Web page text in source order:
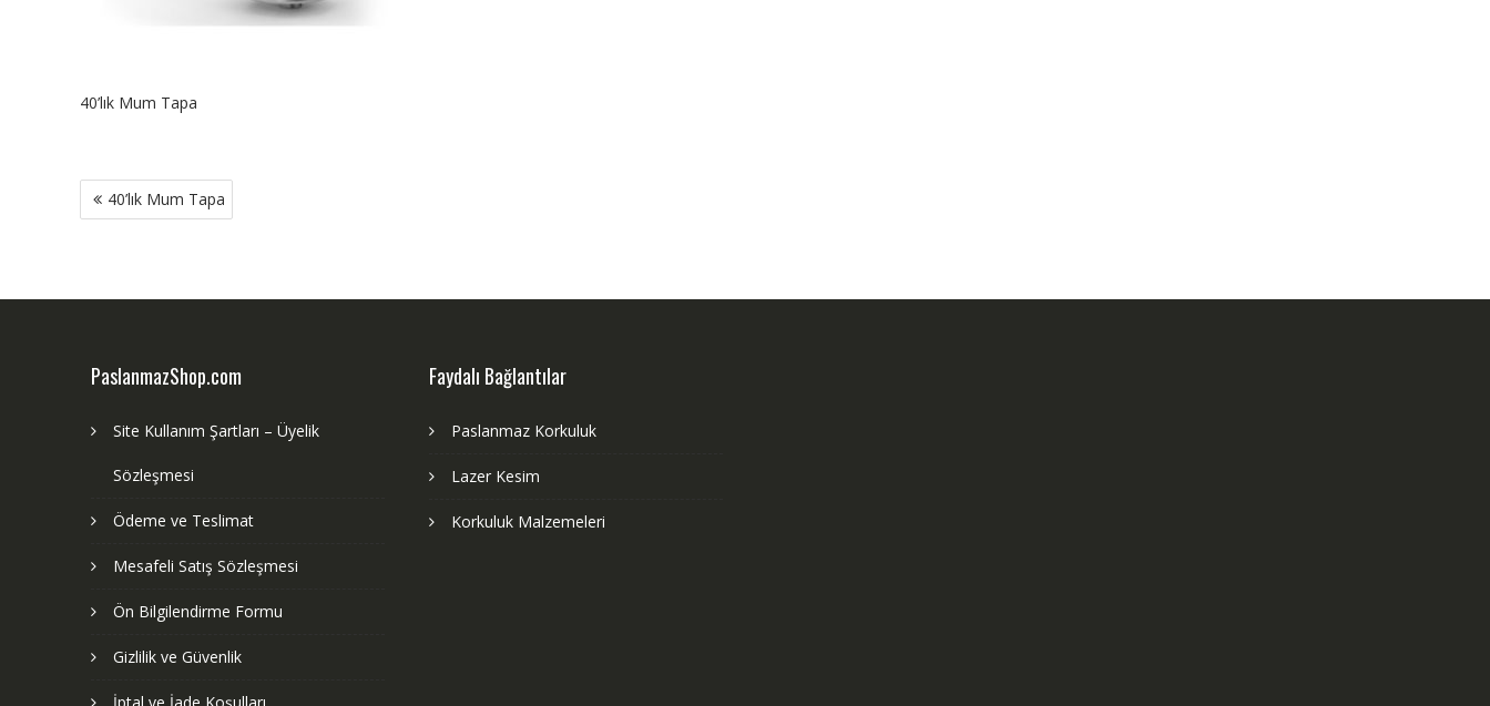
40’lık Mum Tapa
Yazı
gezinmesi
40’lık Mum Tapa
PaslanmazShop.com
Site Kullanım Şartları – Üyelik
Sözleşmesi
Ödeme ve Teslimat
Mesafeli Satış Sözleşmesi
Ön Bilgilendirme Formu
Gizlilik ve Güvenlik
Faydalı Bağlantılar
Paslanmaz Korkuluk
Lazer Kesim
Korkuluk Malzemeleri